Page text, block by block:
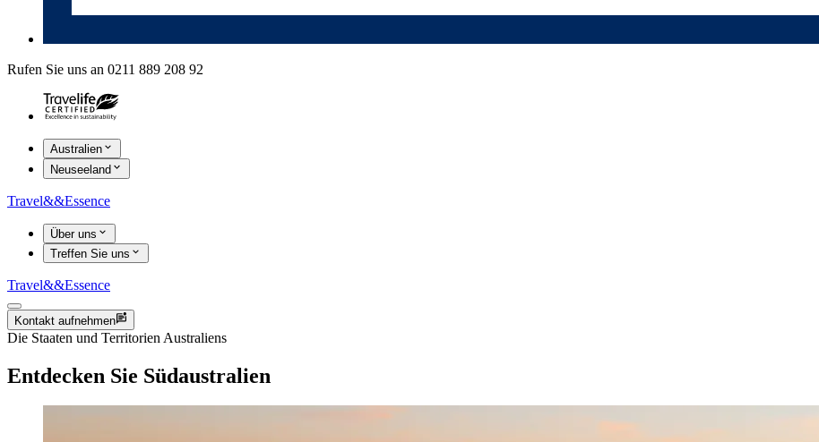
Rufen Sie uns an 0211 889 208 92
Australien
Neuseeland
Travel&&Essence
Über uns
Treffen Sie uns
Travel&&Essence
Kontakt aufnehmen
Die Staaten und Territorien Australiens
Entdecken Sie Südaustralien